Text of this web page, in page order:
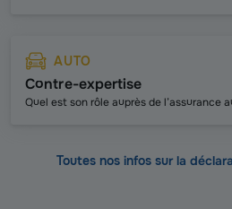
AUTO
Contre-expertise
Quel est son rôle auprès de l’assurance
Toutes nos infos sur la